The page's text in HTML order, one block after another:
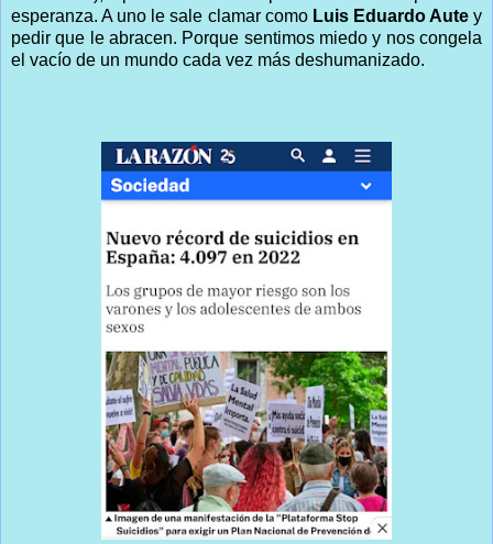
esperanza. A uno le sale clamar como Luis Eduardo Autey
pedir que le abracen. Porque sentimos miedo y nos congela
el vacío de un mundo cada vez más deshumanizado.